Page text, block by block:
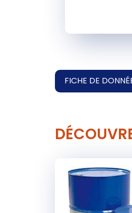
FICHE DE